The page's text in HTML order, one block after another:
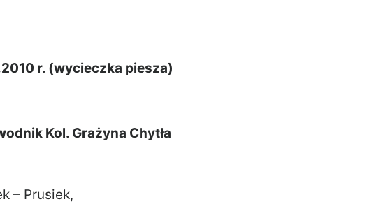
r. (wycieczka piesza)
Kol. Grażyna Chytła
– Prusiek,